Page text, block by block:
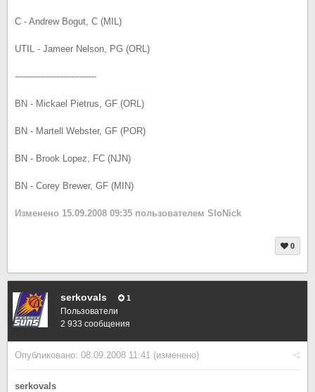
C - Andrew Bogut, C (MIL)
UTIL - Jameer Nelson, PG (ORL)
-----------------------------
BN - Mickael Pietrus, GF (ORL)
BN - Martell Webster, GF (POR)
BN - Brook Lopez, FC (NJN)
BN - Corey Brewer, GF (MIN)
Изменено 15.09.2008 09:35 пользователем SloNick
0
serkovals 1
Пользователи
2 933 сообщения
Опубликовано: 08.09.2008 11:41 (изменено)
serkovals